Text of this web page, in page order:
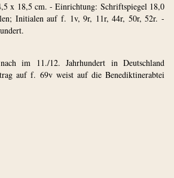
x 18,5 cm. - Einrichtung: Schriftspiegel 18,0
Initialen auf f. 1v, 9r, 11r, 44r, 50r, 52r. -
im 11./12. Jahrhundert in Deutschland
auf f. 69v weist auf die Benediktinerabtei